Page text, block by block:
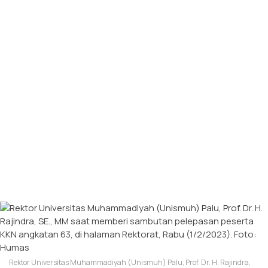
Rektor Universitas Muhammadiyah (Unismuh) Palu, Prof. Dr. H. Rajindra,